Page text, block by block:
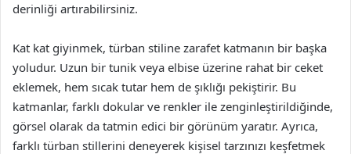
derinliği artırabilirsiniz.
Kat kat giyinmek, türban stiline zarafet katmanın bir başka
yoludur. Uzun bir tunik veya elbise üzerine rahat bir ceket
eklemek, hem sıcak tutar hem de şıklığı pekiştirir. Bu
katmanlar, farklı dokular ve renkler ile zenginleştirildiğinde,
görsel olarak da tatmin edici bir görünüm yaratır. Ayrıca,
farklı türban stillerini deneyerek kişisel tarzınızı keşfetmek